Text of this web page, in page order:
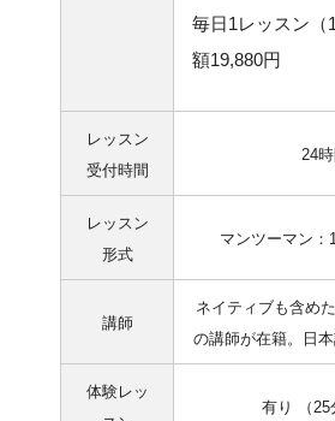
毎日1レッスン（
額19,880円
レッスン
受付時間
24
レッスン
形式
マンツーマン：
講師
ネイティブも含め
の講師が在籍。日
体験レッ
有り （25